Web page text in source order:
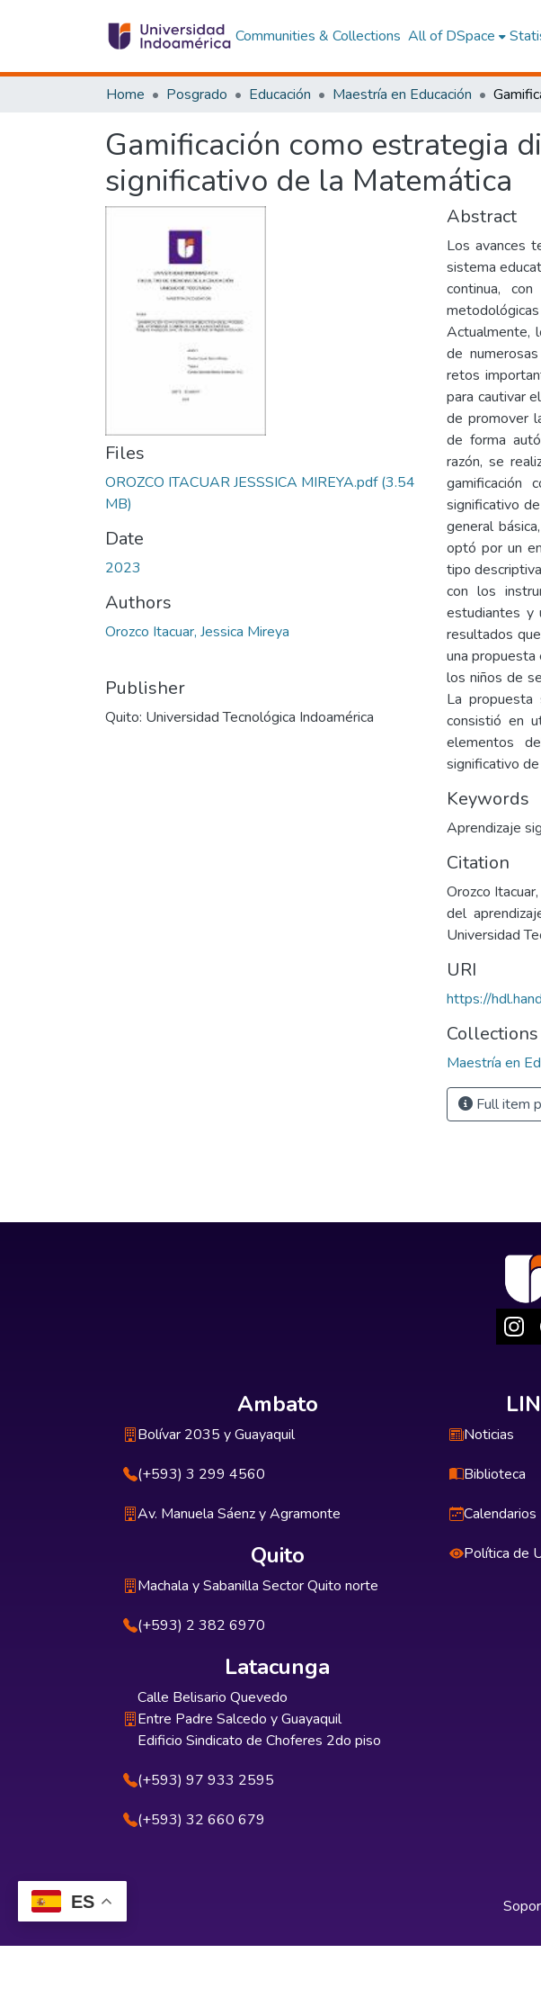
ES
Communities & Collections All of DSpace
Home Posgrado Educación Maestría en Educación
Gamificación como estrategia
significativo de la Matemática
Files
OROZCO ITACUAR JESSSICA MIREYA.pdf(3.54
MB)
Date
2023
Authors
Orozco Itacuar, Jessica Mireya
Publisher
Quito: Universidad Tecnológica Indoamérica
Abstract
Los avances
sistema
continua,
Actualmente,
de
retos
para cautivar
de promover
de forma
razón, se
gamificación
significativo
general
optó por un
tipo
con los
estudiantes y
resultados
una
los niños de
La
consistió en
elementos
significativo
Keywords
Aprendizaje
Citation
Orozco
del
Universidad
URI
https://
Collections
Maestría en
Full item
Ambato
Bolívar 2035 y Guayaquil
(+593) 3 299 4560
Av. Manuela Sáenz y Agramonte
Quito
Machala y Sabanilla Sector Quito norte
(+593) 2 382 6970
Latacunga
Calle Belisario Quevedo
Entre Padre Salcedo y Guayaquil
Edificio Sindicato de Choferes 2do piso
(+593) 97 933 2595
(+593) 32 660 679
Noticias
Biblioteca
Calendarios
Política de